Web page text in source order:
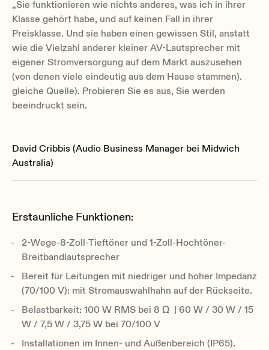
„Sie funktionieren wie nichts anderes, was ich in ihrer
Klasse gehört habe, und auf keinen Fall in ihrer
Preisklasse. Und sie haben einen gewissen Stil, anstatt
wie die Vielzahl anderer kleiner AV-Lautsprecher mit
eigener Stromversorgung auf dem Markt auszusehen
(von denen viele eindeutig aus dem Hause stammen).
gleiche Quelle). Probieren Sie es aus, Sie werden
beeindruckt sein.
David Cribbis (Audio Business Manager bei Midwich
Australia)
Erstaunliche Funktionen:
2-Wege-8-Zoll-Tieftöner und 1-Zoll-Hochtöner-
Breitbandlautsprecher
Bereit für Leitungen mit niedriger und hoher Impedanz
(70/100 V): mit Stromauswahlhahn auf der Rückseite.
Belastbarkeit: 100 W RMS bei 8 Ω | 60 W / 30 W / 15
W / 7,5 W / 3,75 W bei 70/100 V
Installationen im Innen- und Außenbereich (IP65).